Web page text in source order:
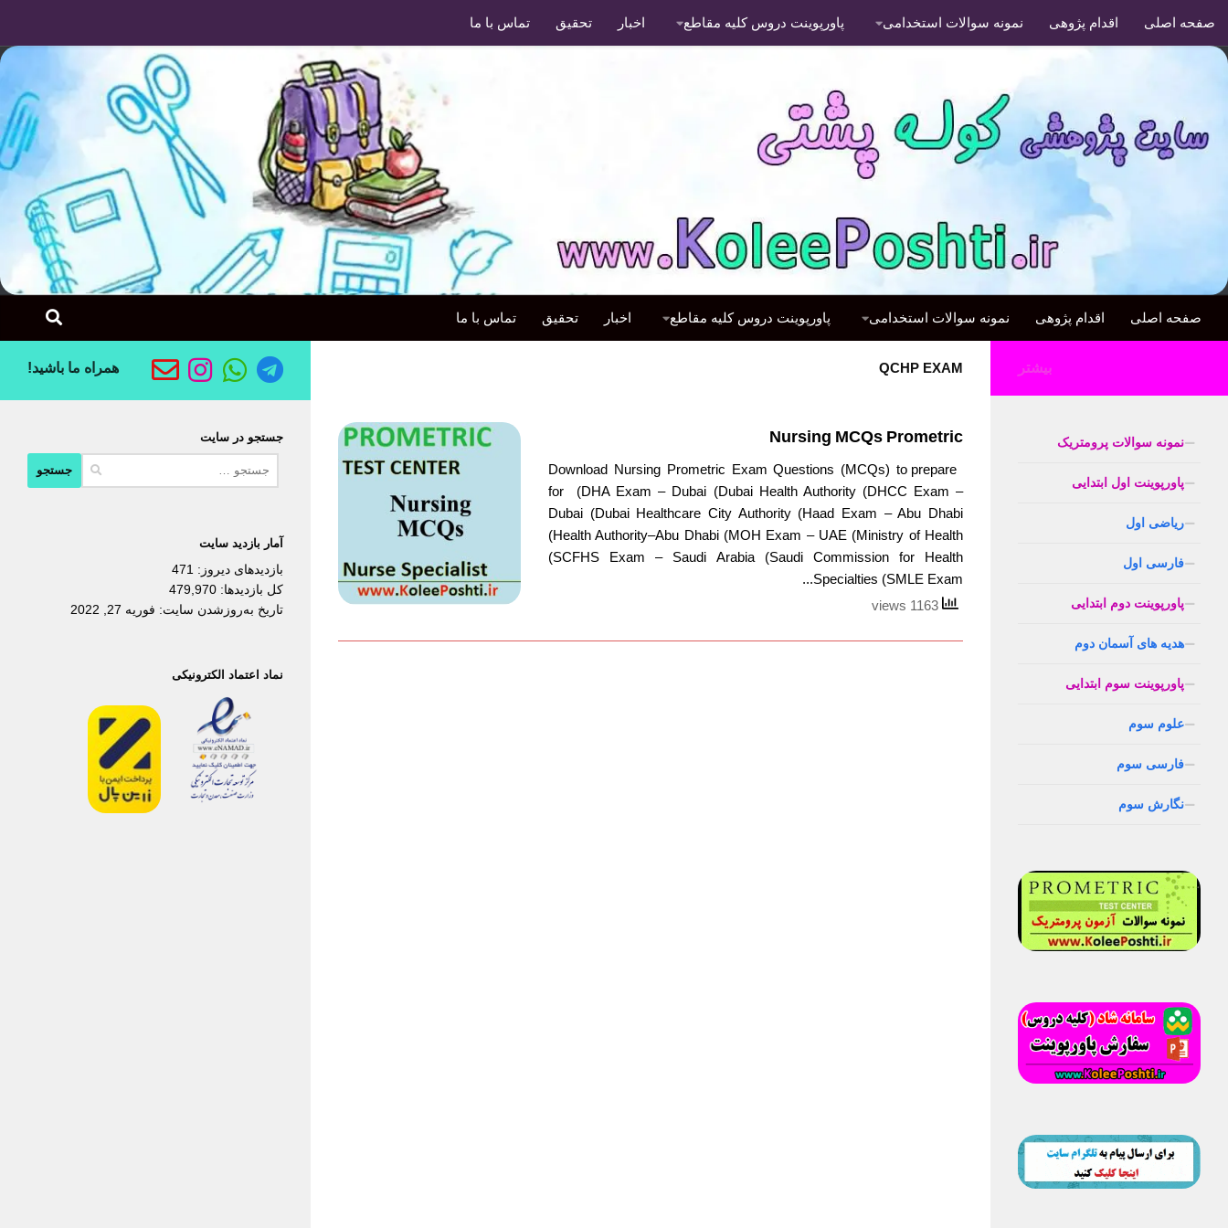
صفحه اصلی اقدام پژوهی نمونه سوالات استخدامی پاورپوینت دروس کلیه مقاطع اخبار تحقیق تماس با ما
صفحه اصلی اقدام پژوهی نمونه سوالات استخدامی پاورپوینت دروس کلیه مقاطع اخبار تحقیق تماس با ما
QCHP EXAM
Nursing MCQs Prometric
Download Nursing Prometric Exam Questions (MCQs) to prepare
for (DHA Exam – Dubai (Dubai Health Authority (DHCC Exam –
Dubai (Dubai Healthcare City Authority (Haad Exam – Abu Dhabi
(Health Authority–Abu Dhabi (MOH Exam – UAE (Ministry of Health
(SCFHS Exam – Saudi Arabia (Saudi Commission for Health
Specialties (SMLE Exam...
همراه ما باشید!
جستجو در سایت
آمار بازدید سایت
بازدیدهای دیروز: 471
کل بازدیدها: 479,970
تاریخ به‌روزشدن سایت: فوریه 27, 2022
نماد اعتماد الکترونیکی
بیشتر
نمونه سوالات پرومتریک
پاورپوینت اول ابتدایی
ریاضی اول
فارسی اول
پاورپوینت دوم ابتدایی
هدیه های آسمان دوم
پاورپوینت سوم ابتدایی
علوم سوم
فارسی سوم
نگارش سوم